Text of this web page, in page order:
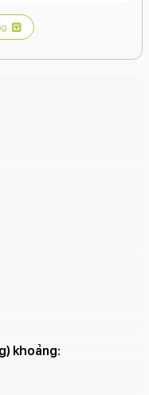
khoảng:
có khả năng zoom
33 giờ, hỗ trợ sạc
khối, buồng hơi tản
mang lại
làm phim.